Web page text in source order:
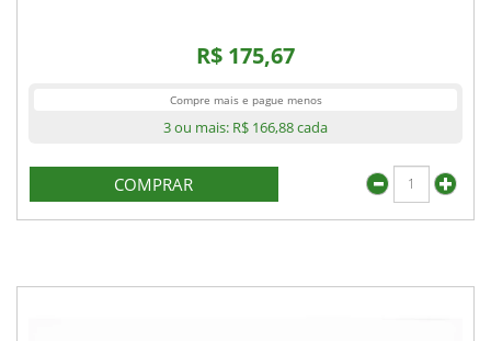
R$ 175,67
Compre mais e pague menos
3 ou mais: R$ 166,88cada
COMPRAR